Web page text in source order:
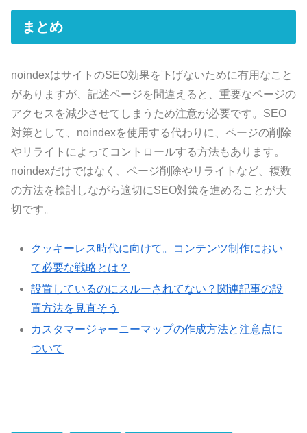
まとめ
noindexはサイトのSEO効果を下げないために有用なこと
がありますが、記述ページを間違えると、重要なページの
アクセスを減少させてしまうため注意が必要です。SEO
対策として、noindexを使用する代わりに、ページの削除
やリライトによってコントロールする方法もあります。
noindexだけではなく、ページ削除やリライトなど、複数
の方法を検討しながら適切にSEO対策を進めることが大
切です。
クッキーレス時代に向けて。コンテンツ制作におい
て必要な戦略とは？
設置しているのにスルーされてない？関連記事の設
置方法を見直そう
カスタマージャーニーマップの作成方法と注意点に
ついて